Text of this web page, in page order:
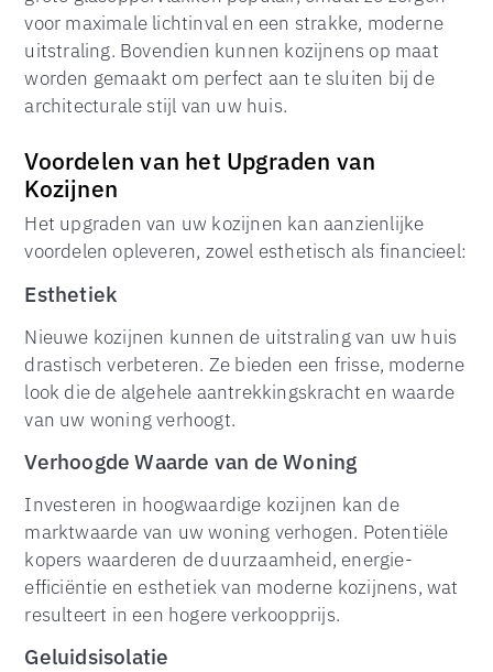
voor maximale lichtinval en een strakke, moderne
uitstraling. Bovendien kunnen kozijnens op maat
worden gemaakt om perfect aan te sluiten bij de
architecturale stijl van uw huis.
Voordelen van het Upgraden van
Kozijnen
Het upgraden van uw kozijnen kan aanzienlijke
voordelen opleveren, zowel esthetisch als financieel:
Esthetiek
Nieuwe kozijnen kunnen de uitstraling van uw huis
drastisch verbeteren. Ze bieden een frisse, moderne
look die de algehele aantrekkingskracht en waarde
van uw woning verhoogt.
Verhoogde Waarde van de Woning
Investeren in hoogwaardige kozijnen kan de
marktwaarde van uw woning verhogen. Potentiële
kopers waarderen de duurzaamheid, energie-
efficiëntie en esthetiek van moderne kozijnens, wat
resulteert in een hogere verkoopprijs.
Geluidsisolatie